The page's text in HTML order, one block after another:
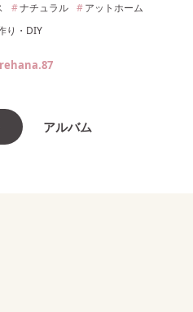
ナチュラル
アットホーム
り・DIY
アルバム